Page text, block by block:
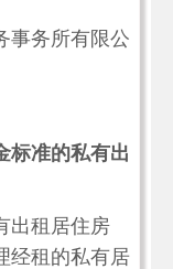
事务所有限公
标准的私有出
出租居住房
经租的私有居